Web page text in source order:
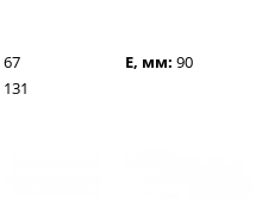
67 E, мм:90
131